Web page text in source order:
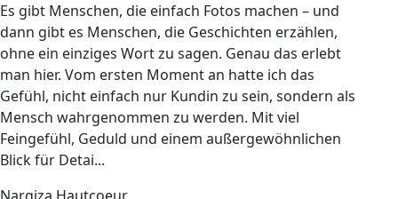
Es gibt Menschen, die einfach Fotos machen – und
dann gibt es Menschen, die Geschichten erzählen,
ohne ein einziges Wort zu sagen. Genau das erlebt
man hier. Vom ersten Moment an hatte ich das
Gefühl, nicht einfach nur Kundin zu sein, sondern als
Mensch wahrgenommen zu werden. Mit viel
Feingefühl, Geduld und einem außergewöhnlichen
Blick für Detai...